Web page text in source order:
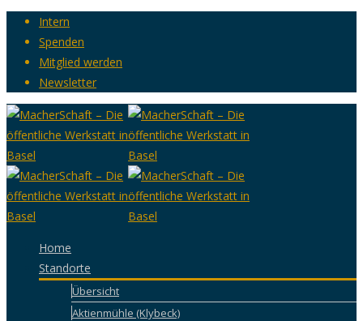
Intern
Spenden
Mitglied werden
Newsletter
Home
Standorte
Übersicht
Aktienmühle (Klybeck)